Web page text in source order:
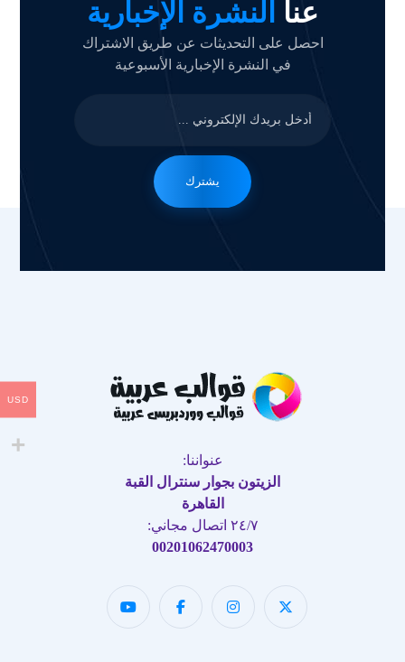
عنا النشرة الإخبارية
احصل على التحديثات عن طريق الاشتراك
في النشرة الإخبارية الأسبوعية
يشترك
عنواننا:
الزيتون بجوار سنترال القبة
القاهرة
٢٤/٧ اتصال مجاني:
00201062470003
USD